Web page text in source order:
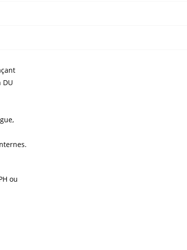
DU
ou